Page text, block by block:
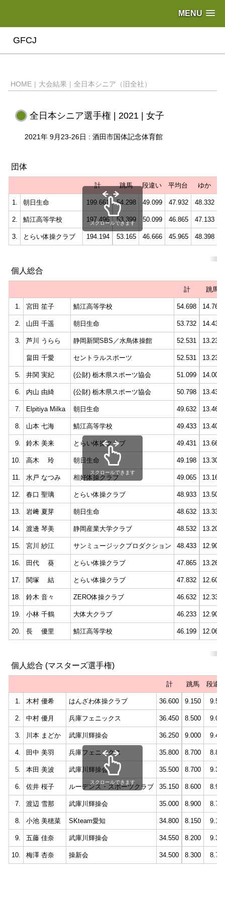
MENU
GFCJ
HOME | 大会結果 | 全日本シニア（旧全社）
全日本シニア選手権 | 2021 | 女子
2021年 9月23-26日 : 酒田市国体記念体育館
団体
計 跳馬 段違い 平均台 ゆか
1. 朝日生命 199.661 54.298 49.099 47.932 48.332
2. 鯖江高等学校 197.496 53.399 50.099 46.865 47.133
3. とらい体操クラブ 194.194 53.165 46.666 45.965 48.398
スクロールできます
個人総合
計 跳馬
1. 宮田 笙子 鯖江高等学校 54.698 14.766
2. 山田 千遥 朝日生命 53.732 14.433
3. 芦川 うらら 静岡新聞SBS／水鳥体操館 52.531 13.233
畠田 千愛 セントラルスポーツ 52.531 13.233
5. 井関 実紀 (公財) 栃木県スポーツ協会 51.099 14.000
6. 内山 由綺 (公財) 栃木県スポーツ協会 50.798 13.433
7. Elpitiya Milka 朝日生命 49.632 13.466
8. 山本 七海 鯖江高等学校 49.433 13.400
9. 鈴木 美来 とらい体操クラブ 49.431 13.666
10. 高木 玲 朝日生命 49.198 13.300
11. 水戸 なつみ 相好体操クラブ 49.065 13.166
12. 春口 聖璃 とらい体操クラブ 48.933 13.500
13. 岩﨑 夏芽 朝日生命 48.632 13.333
14. 渡邊 琴美 静岡産業大学クラブ 48.532 13.200
15. 宮川 紗江 サンミュージックプロダクション 48.433 12.900
16. 田代 葵 とらい体操クラブ 47.865 13.266
17. 関塚 結 とらい体操クラブ 47.832 12.600
18. 鈴木 音々 ZERO体操クラブ 46.632 12.333
19. 小林 千鶴 大体大クラブ 46.233 12.900
20. 長 優里 鯖江高等学校 46.199 12.066
スクロールできます
個人総合 (マスターズ選手権)
計 跳馬 段違
1. 木村 優希 はんざわ体操クラブ 36.600 9.150
2. 中村 優月 兵庫フェニックス 36.450 8.500
3. 川本 まどか 武庫川輝操会 36.250 9.000
4. 田中 美羽 兵庫フェニックス 35.800 8.700
5. 本田 美波 武庫川輝操会 35.500 8.700
6. 佐井 桜子 ルーデンス・スポーツクラブ 35.150 8.600
7. 渡辺 雪那 武庫川輝操会 35.000 8.900
8. 小池 美穂菜 SKteam愛知 34.800 8.150
9. 五藤 佳奈 武庫川輝操会 34.550 8.200
10. 梅澤 杏奈 操新会 34.500 8.300
スクロールできます